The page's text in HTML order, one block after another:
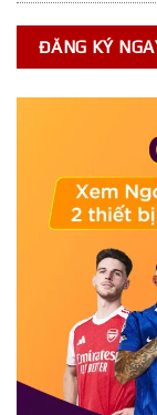
ĐĂNG KÝ